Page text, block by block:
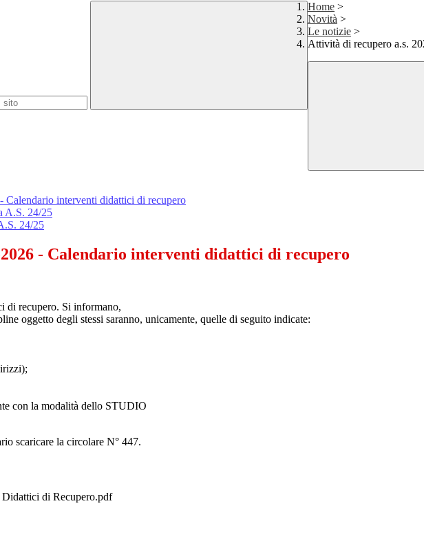
Home >
Novità >
Le notizie >
Attività di recupero a.s.
Calendario interventi didattici di recupero
A.S. 24/25
24/25
- Calendario interventi didattici di recupero
di recupero. Si informano,
oggetto degli stessi saranno, unicamente, quelle di seguito indicate:
con la modalità dello STUDIO
scaricare la circolare N° 447.
di Recupero.pdf